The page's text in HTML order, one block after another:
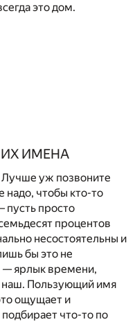
это дом.
ИМЕНА
Лучше уж позвоните
надо, чтобы кто-то
пусть просто
процентов
несостоятельны и
бы это не
— ярлык времени,
наш. Пользующий имя
ощущает и
что-то по